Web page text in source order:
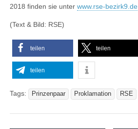
2018 finden sie unter www.rse-bezirk9.de
(Text & Bild: RSE)
teilen teilen
teilen
Tags: Prinzenpaar Proklamation RSE